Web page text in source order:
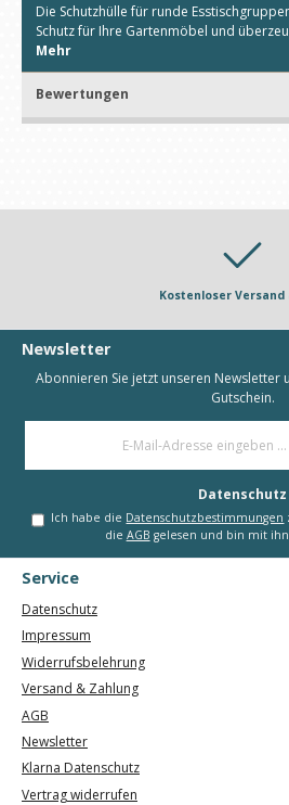
Die Schutzhülle für runde
Schutz für Ihre Gartenmöbel und
Mehr
Bewertungen
Kostenloser Versand
Newsletter
Abonnieren Sie jetzt unseren Newsletter
Gutschein.
Datenschutz
Ich habe die Datenschutzbestimmungen
die AGB gelesen und bin mit
Service
Datenschutz
Impressum
Widerrufsbelehrung
Versand & Zahlung
AGB
Newsletter
Klarna Datenschutz
Vertrag widerrufen